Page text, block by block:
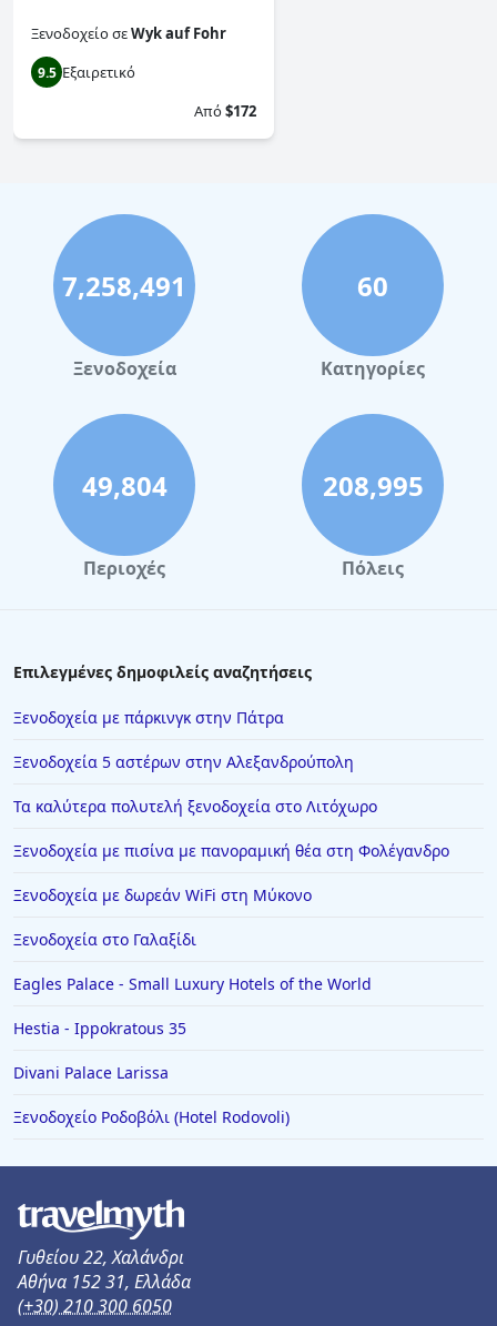
ΞενοδοχείοσεWyk auf Fohr
9.5 Εξαιρετικό
Από$172
7,258,491
Ξενοδοχεία
60
Κατηγορίες
49,804
Περιοχές
208,995
Πόλεις
Επιλεγμένες δημοφιλείς αναζητήσεις
Ξενοδοχεία με πάρκινγκ στην Πάτρα
Ξενοδοχεία 5 αστέρων στην Αλεξανδρούπολη
Τα καλύτερα πολυτελή ξενοδοχεία στο Λιτόχωρο
Ξενοδοχεία με πισίνα με πανοραμική θέα στη Φολέγανδρο
Ξενοδοχεία με δωρεάν WiFi στη Μύκονο
Ξενοδοχεία στο Γαλαξίδι
Eagles Palace - Small Luxury Hotels of the World
Hestia - Ippokratous 35
Divani Palace Larissa
Ξενοδοχείο Ροδοβόλι (Hotel Rodovoli)
Γυθείου 22, Χαλάνδρι
Αθήνα 152 31, Ελλάδα
(+30) 210 300 6050